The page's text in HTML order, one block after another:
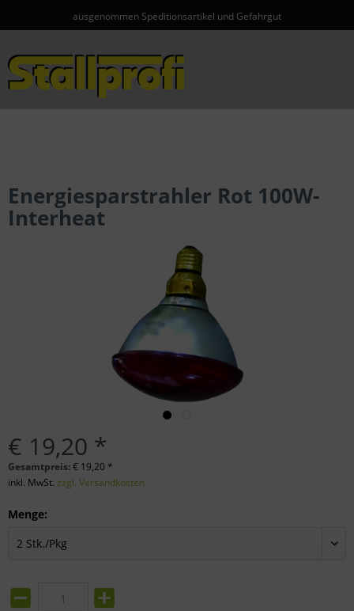
ausgenommen Speditionsartikel und Gefahrgut
Energiesparstrahler Rot 100W-
Interheat
€ 19,20 *
Gesamtpreis:€ 19,20 *
inkl. MwSt. zzgl. Versandkosten
Menge: